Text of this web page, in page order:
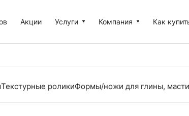
Акции Услуги Компания Как
Текстурные роликиФормы/ножи для глины,